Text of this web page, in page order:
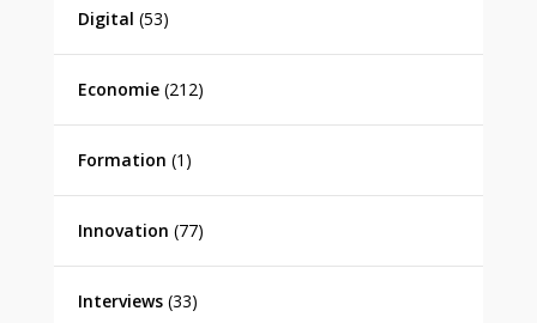
Digital (53)
Economie(212)
Formation (1)
Innovation (77)
Interviews(33)